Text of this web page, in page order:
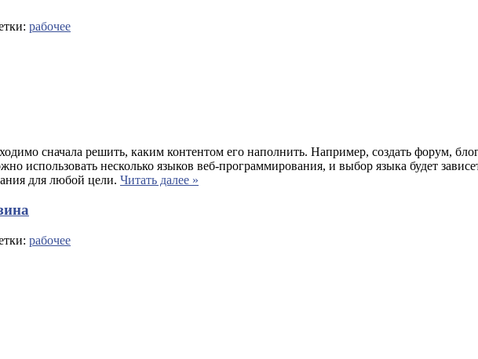
рабочее
сначала решить, каким контентом его наполнить. Например, создать форум,
использовать несколько языков веб-программирования, и выбор языка будет
для любой цели. Читать далее »
рабочее